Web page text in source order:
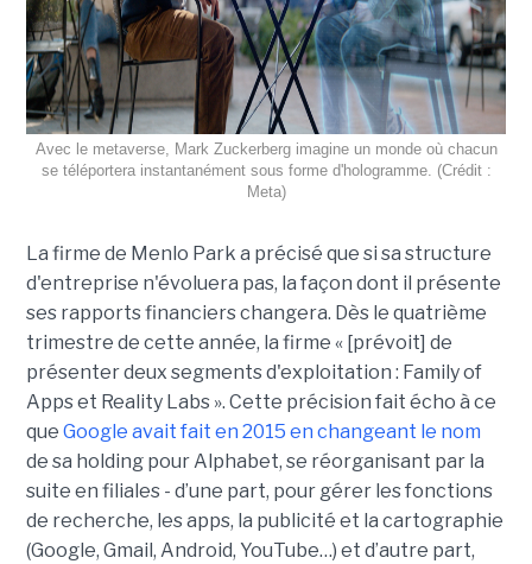
Avec le metaverse, Mark Zuckerberg imagine un monde où chacun
se téléportera instantanément sous forme d'hologramme. (Crédit :
Meta)
La firme de Menlo Park a précisé que si sa structure
d'entreprise n'évoluera pas, la façon dont il présente
ses rapports financiers changera. Dès le quatrième
trimestre de cette année, la firme « [prévoit] de
présenter deux segments d'exploitation : Family of
Apps et Reality Labs ». Cette précision fait écho à ce
que Google avait fait en 2015 en changeant le nom
de sa holding pour Alphabet, se réorganisant par la
suite en filiales - d’une part, pour gérer les fonctions
de recherche, les apps, la publicité et la cartographie
(Google, Gmail, Android, YouTube…) et d’autre part,